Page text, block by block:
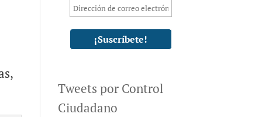
Tweets por Control
Ciudadano